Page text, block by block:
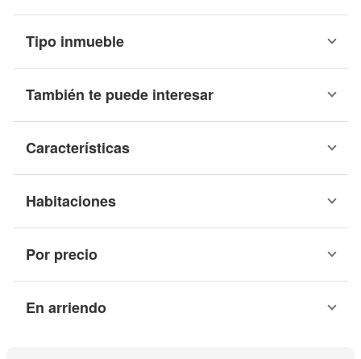
Tipo inmueble
También te puede interesar
Características
Habitaciones
Por precio
En arriendo